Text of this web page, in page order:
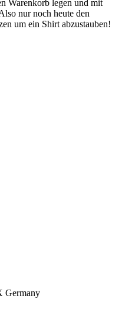
Warenkorb legen und mit
nur noch heute den
um ein Shirt abzustauben!
Germany